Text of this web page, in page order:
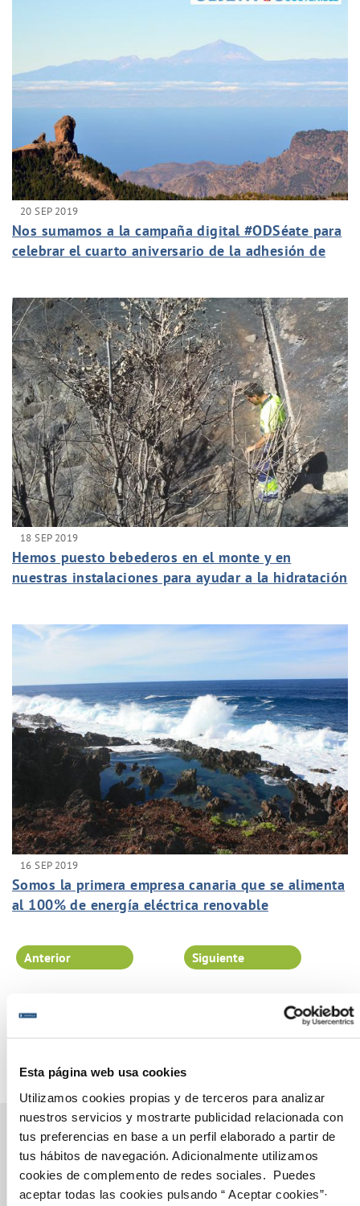
Esta página web usa cookies
Utilizamos cookies propias y de terceros para analizar
nuestros servicios y mostrarte publicidad relacionada con
tus preferencias en base a un perfil elaborado a partir de
tus hábitos de navegación. Adicionalmente utilizamos
cookies de complemento de redes sociales. Puedes
aceptar todas las cookies pulsando “ Aceptar cookies”·
20 SEP 2019
Nos sumamos a la campaña digital #ODSéate para
celebrar el cuarto aniversario de la adhesión de
18 SEP 2019
Hemos puesto bebederos en el monte y en
nuestras instalaciones para ayudar a la hidratación
16 SEP 2019
Somos la primera empresa canaria que se alimenta
al 100% de energía eléctrica renovable
Página 97 de 102
Anterior Siguiente
Gestiones Online